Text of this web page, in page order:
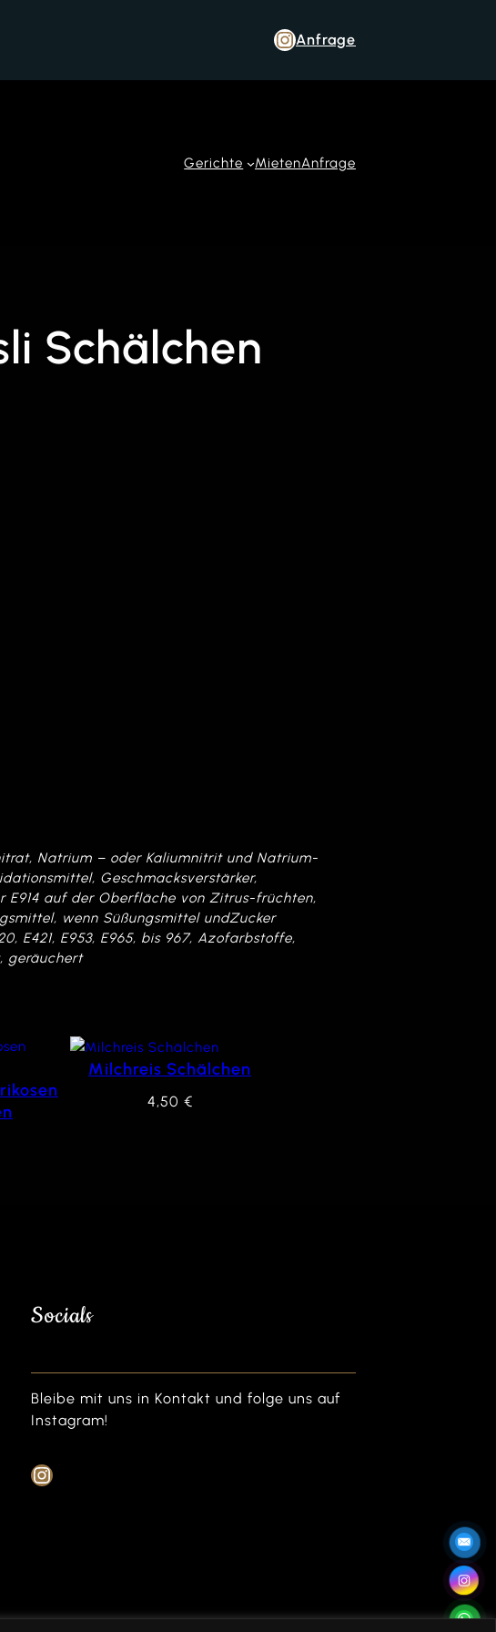
Anfrage
Gerichte MietenAnfrage
Schälchen
Natrium – oder Kaliumnitrit und Natrium-
Geschmacksverstärker,
E914 auf der Oberfläche von Zitrus-früchten,
wenn Süßungsmittel undZucker
E421, E953, E965, bis 967, Azofarbstoffe,
geräuchert
Milchreis Schälchen
4,50 €
Socials
Bleibe mit uns in Kontakt und folge uns auf
Instagram!